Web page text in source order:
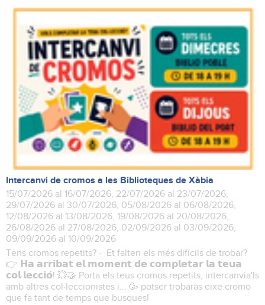
Intercanvi de cromos a les Biblioteques de Xàbia
15/07/2026 al 16/07/2026, 22/07/2026 al 23/07/2026,
29/07/2026 al 30/07/2026, 05/08/2026 al 06/08/2026,
12/08/2026 al 13/08/2026, 19/08/2026 al 20/08/2026,
26/08/2026 al 27/08/2026, 02/09/2026 al 03/09/2026,
09/09/2026 al 10/09/2026
Tens cromos repetits? - Et falten els més difícils de trobar?
👉 𝗛𝗮 𝗮𝗿𝗿𝗶𝗯𝗮𝘁 𝗲𝗹 𝗺𝗼𝗺𝗲𝗻𝘁 𝗱𝗲 𝗰𝗼𝗺𝗽𝗹𝗲𝘁𝗮𝗿 𝗹𝗮 𝘁𝗲𝘂𝗮
𝗰𝗼𝗹·𝗹𝗲𝗰𝗰𝗶𝗼́! 💥🤝 Porta els teus cromos repetits, intercanvia'ls
amb altres col·leccionistes i... 🥳 potser trobaràs eixe cromo
que fa tant de temps que busques!